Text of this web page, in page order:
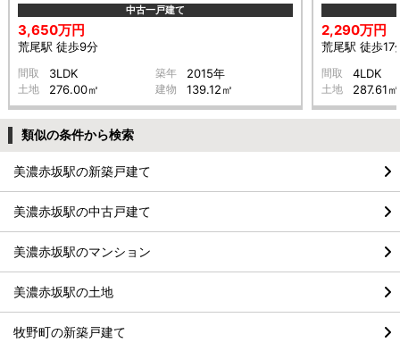
中古一戸建て
3,650万円
荒尾駅 徒歩9分
間取 3LDK 築年 2015年
土地 276.00㎡ 建物 139.12㎡
2,290万円
荒尾駅 徒歩17
間取 4LDK
土地 287.61㎡
類似の条件から検索
美濃赤坂駅の新築戸建て
美濃赤坂駅の中古戸建て
美濃赤坂駅のマンション
美濃赤坂駅の土地
牧野町の新築戸建て